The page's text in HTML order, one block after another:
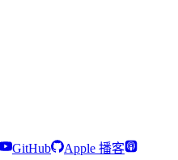
GitHub
Apple 播客